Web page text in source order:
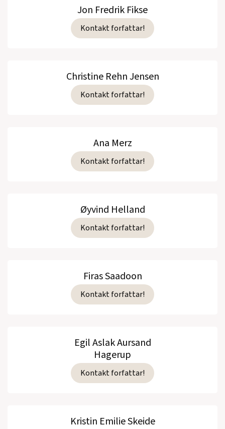
Jon Fredrik Fikse
Kontakt forfattar!
Christine Rehn Jensen
Kontakt forfattar!
Ana Merz
Kontakt forfattar!
Øyvind Helland
Kontakt forfattar!
Firas Saadoon
Kontakt forfattar!
Egil Aslak Aursand
Hagerup
Kontakt forfattar!
Kristin Emilie Skeide